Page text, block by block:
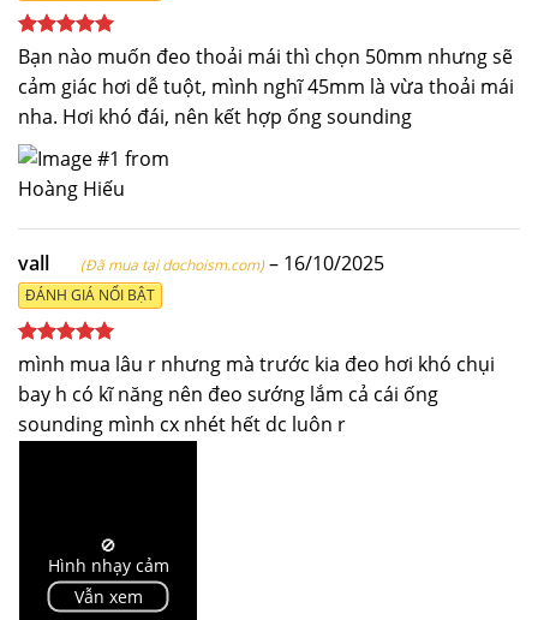
Được xếp
hạng
sao
Bạn nào muốn đeo thoải mái thì chọn 50mm nhưng sẽ
cảm giác hơi dễ tuột, mình nghĩ 45mm là vừa thoải mái
nha. Hơi khó đái, nên kết hợp ống sounding
vall (Đã mua tại dochoism.com) – 16/10/2025
ĐÁNH GIÁ NỔI BẬT
Được xếp
sao
mình mua lâu r nhưng mà trước kia đeo hơi khó chụi
bay h có kĩ năng nên đeo sướng lắm cả cái ống
sounding mình cx nhét hết dc luôn r
🚫
Hình nhạy cảm
Vẫn xem